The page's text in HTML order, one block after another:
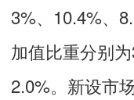
3%、10.4%、
加值比重分别
2.0%。新设市